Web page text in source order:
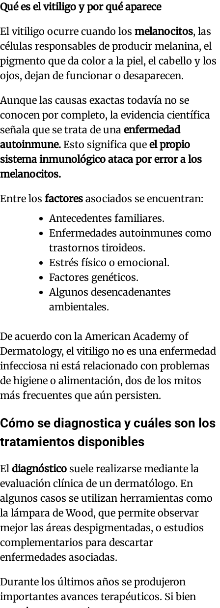
Qué es el vitiligo y por qué aparece
El vitiligo ocurre cuando los melanocitos, las
células responsables de producir melanina, el
pigmento que da color a la piel, el cabello y los
ojos, dejan de funcionar o desaparecen.
Aunque las causas exactas todavía no se
conocen por completo, la evidencia científica
señala que se trata de una enfermedad
autoinmune. Esto significa que el propio
sistema inmunológico ataca por error a los
melanocitos.
Entre los factores asociados se encuentran:
Antecedentes familiares.
Enfermedades autoinmunes como
trastornos tiroideos.
Estrés físico o emocional.
Factores genéticos.
Algunos desencadenantes
ambientales.
De acuerdo con la American Academy of
Dermatology, el vitiligo no es una enfermedad
infecciosa ni está relacionado con problemas
de higiene o alimentación, dos de los mitos
más frecuentes que aún persisten.
Cómo se diagnostica y cuáles son los
tratamientos disponibles
El diagnóstico suele realizarse mediante la
evaluación clínica de un dermatólogo. En
algunos casos se utilizan herramientas como
la lámpara de Wood, que permite observar
mejor las áreas despigmentadas, o estudios
complementarios para descartar
enfermedades asociadas.
Durante los últimos años se produjeron
importantes avances terapéuticos. Si bien